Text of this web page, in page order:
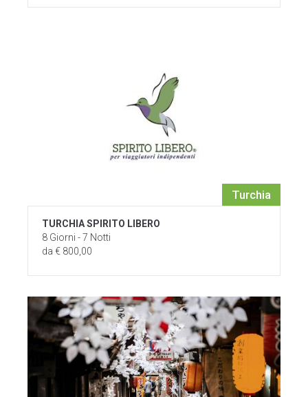
Turchia
TURCHIA SPIRITO LIBERO
8 Giorni - 7 Notti
da € 800,00